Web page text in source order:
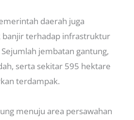
daerah juga
banjir terhadap infrastruktur
jembatan gantung,
serta sekitar 595 hektare
terdampak.
menuju area persawahan